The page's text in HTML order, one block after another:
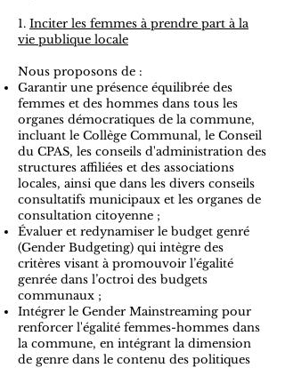
1. Inciter les femmes à prendre part à la
vie publique locale
Nous proposons de :
Garantir une présence équilibrée des
femmes et des hommes dans tous les
organes démocratiques de la commune,
incluant le Collège Communal, le Conseil
du CPAS, les conseils d'administration des
structures affiliées et des associations
locales, ainsi que dans les divers conseils
consultatifs municipaux et les organes de
consultation citoyenne ;
Évaluer et redynamiser le budget genré
(Gender Budgeting) qui intègre des
critères visant à promouvoir l’égalité
genrée dans l’octroi des budgets
communaux ;
Intégrer le Gender Mainstreaming pour
renforcer l'égalité femmes-hommes dans
la commune, en intégrant la dimension
de genre dans le contenu des politiques